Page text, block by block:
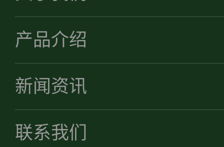
产品介绍
新闻资讯
联系我们